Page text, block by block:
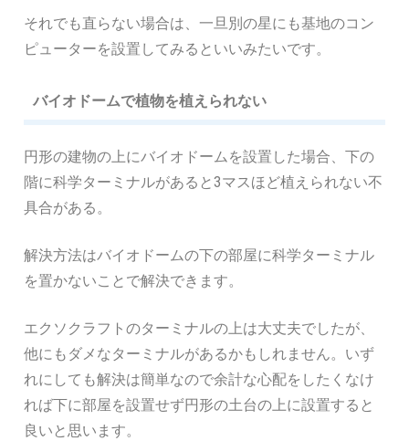
それでも直らない場合は、一旦別の星にも基地のコン
ピューターを設置してみるといいみたいです。
バイオドームで植物を植えられない
円形の建物の上にバイオドームを設置した場合、下の
階に科学ターミナルがあると3マスほど植えられない不
具合がある。
解決方法はバイオドームの下の部屋に科学ターミナル
を置かないことで解決できます。
エクソクラフトのターミナルの上は大丈夫でしたが、
他にもダメなターミナルがあるかもしれません。いず
れにしても解決は簡単なので余計な心配をしたくなけ
れば下に部屋を設置せず円形の土台の上に設置すると
良いと思います。